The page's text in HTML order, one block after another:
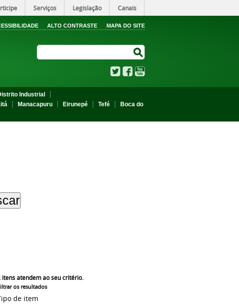
Serviços Legislação Canais
ALTO CONTRASTE MAPA DO SITE
TwitterFacebook
Industrial
Manacapuru Eirunepé Tefé
Boca do
itens atendem ao seu critério.
os resultados
de item